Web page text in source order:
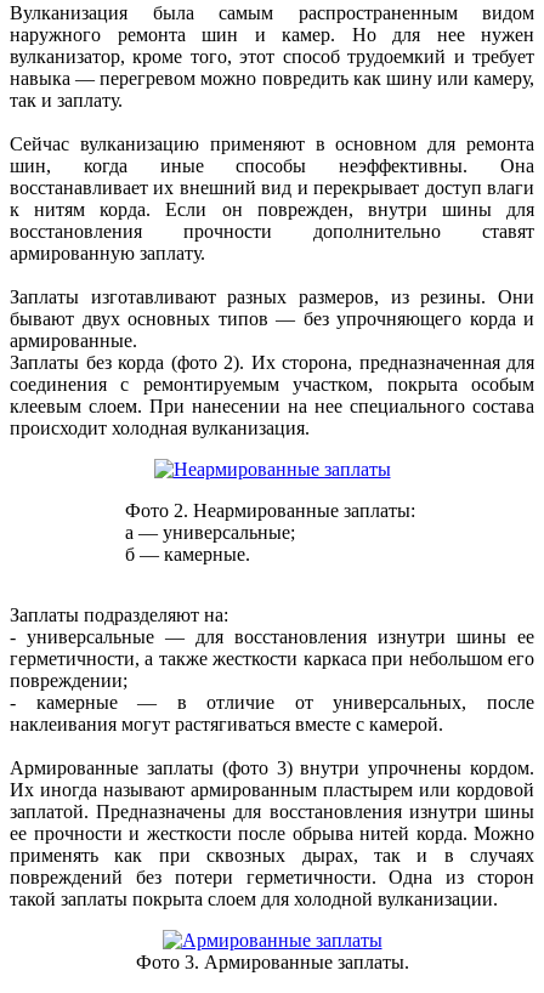
Вулканизация была самым распространенным видом
наружного ремонта шин и камер. Но для нее нужен
вулканизатор, кроме того, этот способ трудоемкий и требует
навыка — перегревом можно повредить как шину или камеру,
так и заплату.
Сейчас вулканизацию применяют в основном для ремонта
шин, когда иные способы неэффективны. Она
восстанавливает их внешний вид и перекрывает доступ влаги
к нитям корда. Если он поврежден, внутри шины для
восстановления прочности дополнительно ставят
армированную заплату.
Заплаты изготавливают разных размеров, из резины. Они
бывают двух основных типов — без упрочняющего корда и
армированные.
Заплаты без корда (фото 2). Их сторона, предназначенная для
соединения с ремонтируемым участком, покрыта особым
клеевым слоем. При нанесении на нее специального состава
происходит холодная вулканизация.
Фото 2. Неармированные заплаты:
а — универсальные;
б — камерные.
Заплаты подразделяют на:
- универсальные — для восстановления изнутри шины ее
герметичности, а также жесткости каркаса при небольшом его
повреждении;
- камерные— в отличие от универсальных, после
наклеивания могут растягиваться вместе с камерой.
Армированные заплаты(фото 3) внутри упрочнены кордом.
Их иногда называют армированным пластырем или кордовой
заплатой. Предназначены для восстановления изнутри шины
ее прочности и жесткости после обрыва нитей корда. Можно
применять как при сквозных дырах, так и в случаях
повреждений без потери герметичности. Одна из сторон
такой заплаты покрыта слоем для холодной вулканизации.
Фото 3. Армированные заплаты.